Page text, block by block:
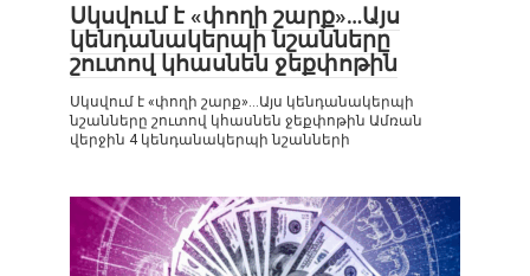
Սկսվում է «փողի շարք»…Այս
կենդանակերպի նշանները
շուտով կհասնեն ջեքփոթին
Սկսվում է «փողի շարք»…Այս կենդանակերպի
նշանները շուտով կհասնեն ջեքփոթին Ամռան
վերջին 4 կենդանակերպի նշանների